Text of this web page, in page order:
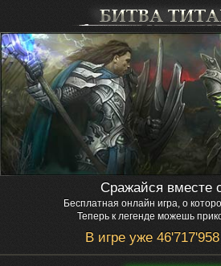
Сражайся вместе
Бесплатная онлайн игра, о
Теперь к легенде можешь
В игре уже 46'717'958